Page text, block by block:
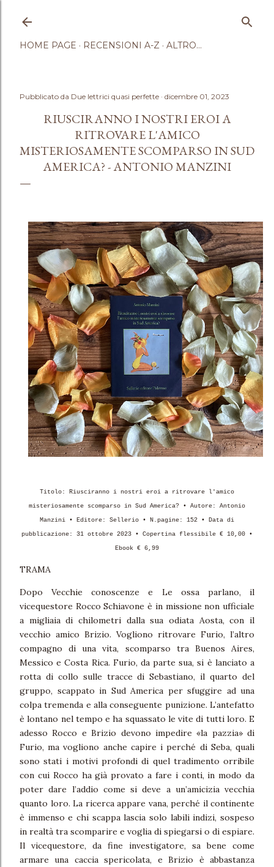
HOME PAGE RECENSIONI A-Z ALTRO…
Pubblicato da Due lettrici quasi perfette dicembre 01, 2023
RIUSCIRANNO I NOSTRI EROI A
RITROVARE L'AMICO
MISTERIOSAMENTE SCOMPARSO IN SUD
AMERICA? - ANTONIO MANZINI
Titolo: Riusciranno i nostri eroi a ritrovare l'amico
misteriosamente scomparso in Sud America? • Autore: Antonio
Manzini • Editore: Sellerio • N.pagine: 152 • Data di
pubblicazione: 31 ottobre 2023 • Copertina flessibile € 10,00 •
Ebook € 6,99
TRAMA
Dopo Vecchie conoscenze e Le ossa parlano, il
vicequestore Rocco Schiavone è in missione non ufficiale
a migliaia di chilometri dalla sua odiata Aosta, con il
vecchio amico Brizio. Vogliono ritrovare Furio, l’altro
compagno di una vita, scomparso tra Buenos Aires,
Messico e Costa Rica. Furio, da parte sua, si è lanciato a
rotta di collo sulle tracce di Sebastiano, il quarto del
gruppo, scappato in Sud America per sfuggire ad una
colpa tremenda e alla conseguente punizione. L’antefatto
è lontano nel tempo e ha squassato le vite di tutti loro. E
adesso Rocco e Brizio devono impedire «la pazzia» di
Furio, ma vogliono anche capire i perché di Seba, quali
sono stati i motivi profondi di quel tradimento orribile
con cui Rocco ha già provato a fare i conti, in modo da
poter dare l’addio come si deve a un’amicizia vecchia
quanto loro. La ricerca appare vana, perché il continente
è immenso e chi scappa lascia solo labili indizi, sospeso
in realtà tra scomparire e voglia di spiegarsi o di espiare.
Il vicequestore, da fine investigatore, sa bene come
armare una caccia spericolata, e Brizio è abbastanza